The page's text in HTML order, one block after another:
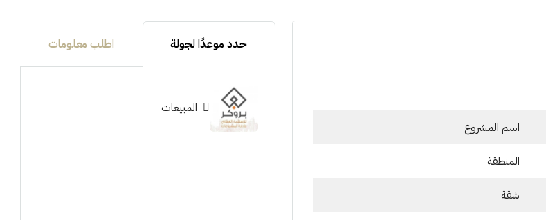
اسم المشروع
المنطقة
شقة
حدد موعدًا لجولة اطلب معلومات
المبيعات